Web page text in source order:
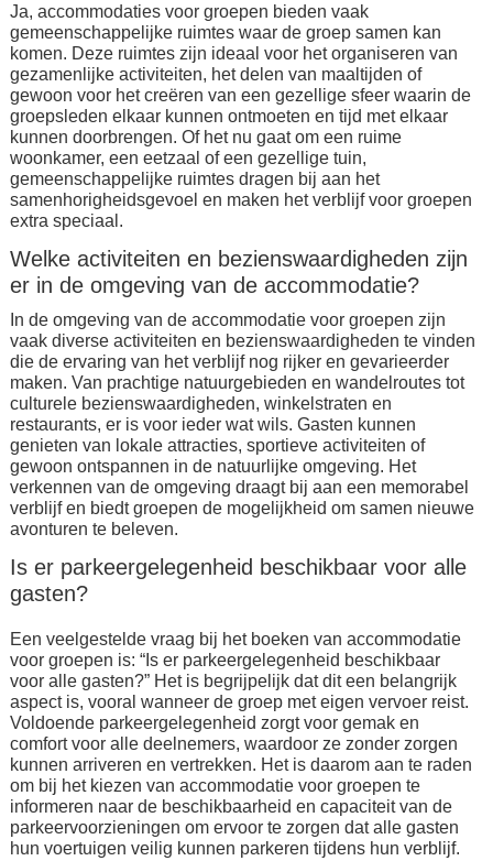
Ja, accommodaties voor groepen bieden vaak
gemeenschappelijke ruimtes waar de groep samen kan
komen. Deze ruimtes zijn ideaal voor het organiseren van
gezamenlijke activiteiten, het delen van maaltijden of
gewoon voor het creëren van een gezellige sfeer waarin de
groepsleden elkaar kunnen ontmoeten en tijd met elkaar
kunnen doorbrengen. Of het nu gaat om een ruime
woonkamer, een eetzaal of een gezellige tuin,
gemeenschappelijke ruimtes dragen bij aan het
samenhorigheidsgevoel en maken het verblijf voor groepen
extra speciaal.
Welke activiteiten en bezienswaardigheden zijn
er in de omgeving van de accommodatie?
In de omgeving van de accommodatie voor groepen zijn
vaak diverse activiteiten en bezienswaardigheden te vinden
die de ervaring van het verblijf nog rijker en gevarieerder
maken. Van prachtige natuurgebieden en wandelroutes tot
culturele bezienswaardigheden, winkelstraten en
restaurants, er is voor ieder wat wils. Gasten kunnen
genieten van lokale attracties, sportieve activiteiten of
gewoon ontspannen in de natuurlijke omgeving. Het
verkennen van de omgeving draagt bij aan een memorabel
verblijf en biedt groepen de mogelijkheid om samen nieuwe
avonturen te beleven.
Is er parkeergelegenheid beschikbaar voor alle
gasten?
Een veelgestelde vraag bij het boeken van accommodatie
voor groepen is: “Is er parkeergelegenheid beschikbaar
voor alle gasten?” Het is begrijpelijk dat dit een belangrijk
aspect is, vooral wanneer de groep met eigen vervoer reist.
Voldoende parkeergelegenheid zorgt voor gemak en
comfort voor alle deelnemers, waardoor ze zonder zorgen
kunnen arriveren en vertrekken. Het is daarom aan te raden
om bij het kiezen van accommodatie voor groepen te
informeren naar de beschikbaarheid en capaciteit van de
parkeervoorzieningen om ervoor te zorgen dat alle gasten
hun voertuigen veilig kunnen parkeren tijdens hun verblijf.